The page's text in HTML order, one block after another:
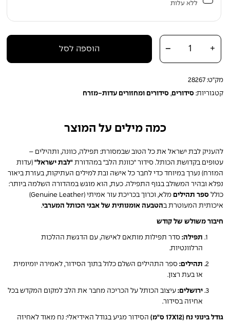
ללא עלות
כמות של סידור "כוונת הלב" לבת ישראל (עדות המזרח) – כולל תהילים |
כריכת עור דגם כותל
+
- הוספה לסל
מק"ט: 28267
קטגוריות: סידורים, סידורים ומחזורים עדות-מזרח
כמה מילים על המוצר
להעניק לבת ישראל את כל הטוב שבמסורת: תפילה, כוונה, ותהילים –
עטופים בקדושת הכותל. סידור "כוונת הלב" במהדורת "לבת ישראל"(עדות
המזרח) נערך במיוחד כדי לחבר כל אישה ובת למילים העתיקות, בעזרת ביאור
נפלא ובהיר המשולב בגוף התפילה. כעת, הוא מוגש במהדורה השלמה ביותר:
כולל ספר תהילים
מלא, וכרוך בכריכת עור אמיתי (Genuine Leather)
איכותית המעוטרת בהטבעה אומנותית של אבני הכותל המערבי.
חיבור משולש של קודש
תפילה:סדר תפילות מותאם לאישה, עם הדגשת ההלכות
הרלוונטיות.
תהילים:ספר התהילים השלם כלול בתוך הסידור, לאמירה יומיומית
או בעת רצון.
ירושלים:עיצוב הכותל על הכריכה מחבר את הלב למקום המקדש בכל
אחיזה בסידור.
גודל בינוני נח (17X12 ס"מ)
הסידור מגיע בגודל האידיאלי: נח מאוד לאחיזה